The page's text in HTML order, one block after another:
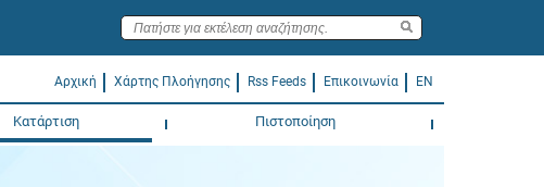
Αρχική Χάρτης Πλοήγησης Rss Feeds Επικοινωνία EN
Κατάρτιση Πιστοποίηση